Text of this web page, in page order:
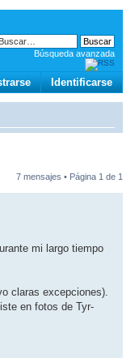
Búsqueda avanzada
Identificarse
7 mensajes • Página 1 de 1
mi largo tiempo
claras excepciones).
en fotos de Tyr-